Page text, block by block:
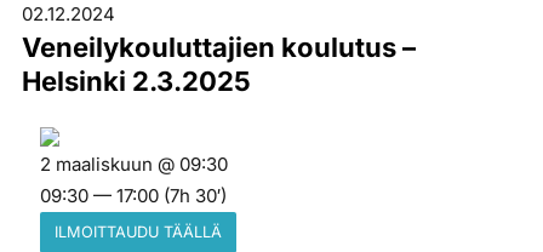
02.12.2024
Veneilykouluttajien koulutus –
Helsinki 2.3.2025
2 maaliskuun @ 09:30
09:30 — 17:00 (7h 30′)
ILMOITTAUDU TÄÄLLÄ